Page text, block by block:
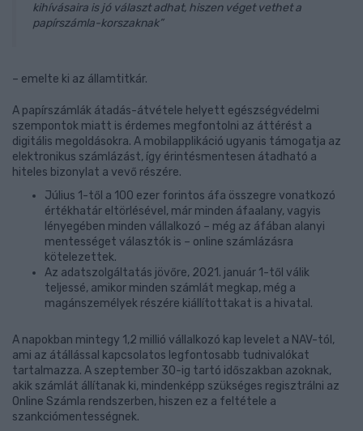
kihívásaira is jó választ adhat, hiszen véget vethet a
papírszámla-korszaknak”
– emelte ki az államtitkár.
A papírszámlák átadás-átvétele helyett egészségvédelmi
szempontok miatt is érdemes megfontolni az áttérést a
digitális megoldásokra. A mobilapplikáció ugyanis támogatja az
elektronikus számlázást, így érintésmentesen átadható a
hiteles bizonylat a vevő részére.
Július 1-től a 100 ezer forintos áfa összegre vonatkozó
értékhatár eltörlésével, már minden áfaalany, vagyis
lényegében minden vállalkozó – még az áfában alanyi
mentességet választók is – online számlázásra
kötelezettek.
Az adatszolgáltatás jövőre, 2021. január 1-től válik
teljessé, amikor minden számlát megkap, még a
magánszemélyek részére kiállítottakat is a hivatal.
A napokban mintegy 1,2 millió vállalkozó kap levelet a NAV-tól,
ami az átállással kapcsolatos legfontosabb tudnivalókat
tartalmazza. A szeptember 30-ig tartó időszakban azoknak,
akik számlát állítanak ki, mindenképp szükséges regisztrálni az
Online Számla rendszerben, hiszen ez a feltétele a
szankciómentességnek.